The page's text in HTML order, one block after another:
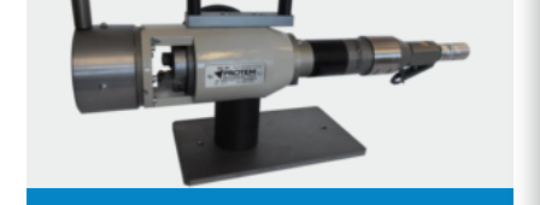
ПРОСМОТР ПРОДУКТОВ